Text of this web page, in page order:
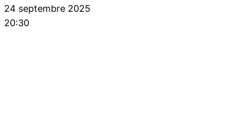
24 septembre 2025
20:30